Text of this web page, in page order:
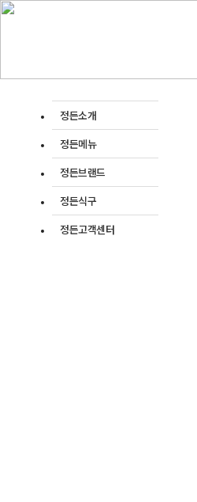
정든소개
정든메뉴
정든브랜드
정든식구
정든고객센터